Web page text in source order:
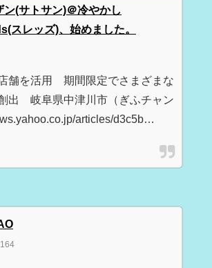
ン(サトサン)＠冷やかし
スレッズ)、始めました。
舗を活用 期間限定でさまざまな
出 岐阜県中津川市（ぎふチャン
articles/d3c5b…